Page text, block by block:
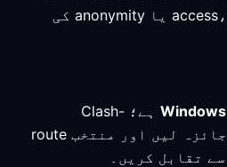
رہنمائی ہے، access، speed یا anonymity کی
Windows
: Windows supported ہے؛ Clash-
compatible client کا جائزہ لیں اور منتخب route